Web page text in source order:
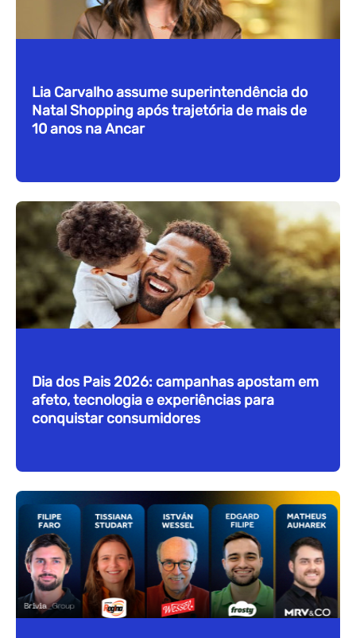
Lia Carvalho assume superintendência do
Natal Shopping após trajetória de mais de
10 anos na Ancar
Dia dos Pais 2026: campanhas apostam em
afeto, tecnologia e experiências para
conquistar consumidores